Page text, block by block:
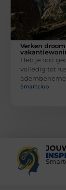
Verken
Heb je ooit
volledig tot
Smartclub